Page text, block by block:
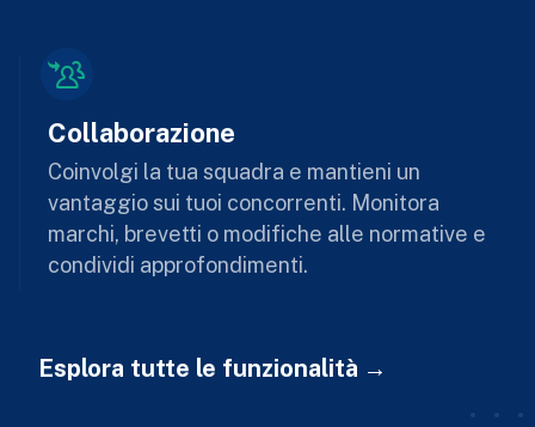
Collaborazione
Coinvolgi la tua squadra e mantieni un
vantaggio sui tuoi concorrenti. Monitora
marchi, brevetti o modifiche alle normative e
condividi approfondimenti.
Esplora tutte le funzionalità